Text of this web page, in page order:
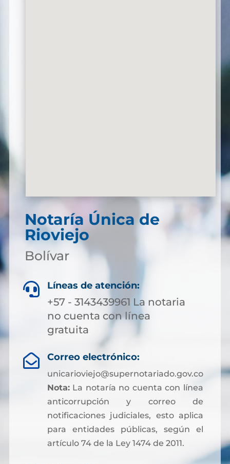
Notaría Única de
Rioviejo
Bolívar
 Líneas de atención:
+57 - 3143439961 La notaria
no cuenta con línea
gratuita
 Correo electrónico:
unicarioviejo@supernotariado.gov.co
Nota:La notaría no cuenta con línea
anticorrupción y correo de
notificaciones judiciales, esto aplica
para entidades públicas, según el
artículo 74 de la Ley 1474 de 2011.